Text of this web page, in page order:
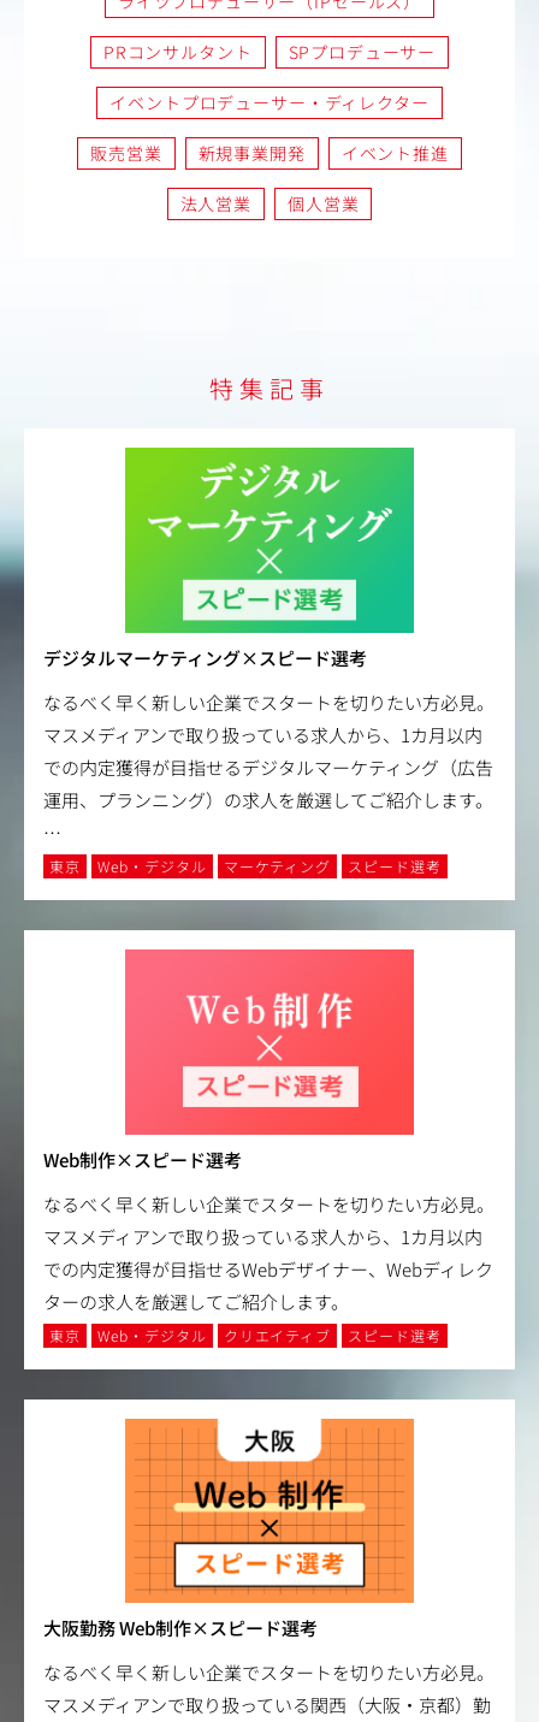
PRコンサルタント SPプロデューサー
イベントプロデューサー・ディレクター
販売営業 新規事業開発 イベント推進
法人営業 個人営業
特集記事
デジタルマーケティング×スピード選考
なるべく早く新しい企業でスタートを切りたい方必見。
マスメディアンで取り扱っている求人から、1カ月以内
での内定獲得が目指せるデジタルマーケティング（広告
運用、プランニング）の求人を厳選してご紹介します。
…
東京 Web・デジタル マーケティング スピード選考
Web制作×スピード選考
なるべく早く新しい企業でスタートを切りたい方必見。
マスメディアンで取り扱っている求人から、1カ月以内
での内定獲得が目指せるWebデザイナー、Webディレク
ターの求人を厳選してご紹介します。
東京 Web・デジタル クリエイティブ スピード選考
大阪勤務 Web制作×スピード選考
なるべく早く新しい企業でスタートを切りたい方必見。
マスメディアンで取り扱っている関西（大阪・京都）勤